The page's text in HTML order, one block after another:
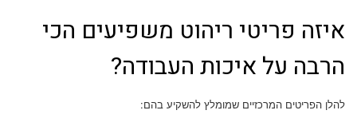
איזה פריטי ריהוט משפיעים הכי
הרבה על איכות העבודה?
להלן הפריטים המרכזיים שמומלץ להשקיע בהם: